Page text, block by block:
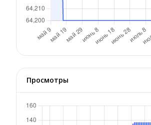
Просмотры